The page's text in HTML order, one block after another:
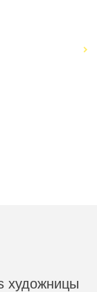
художницы